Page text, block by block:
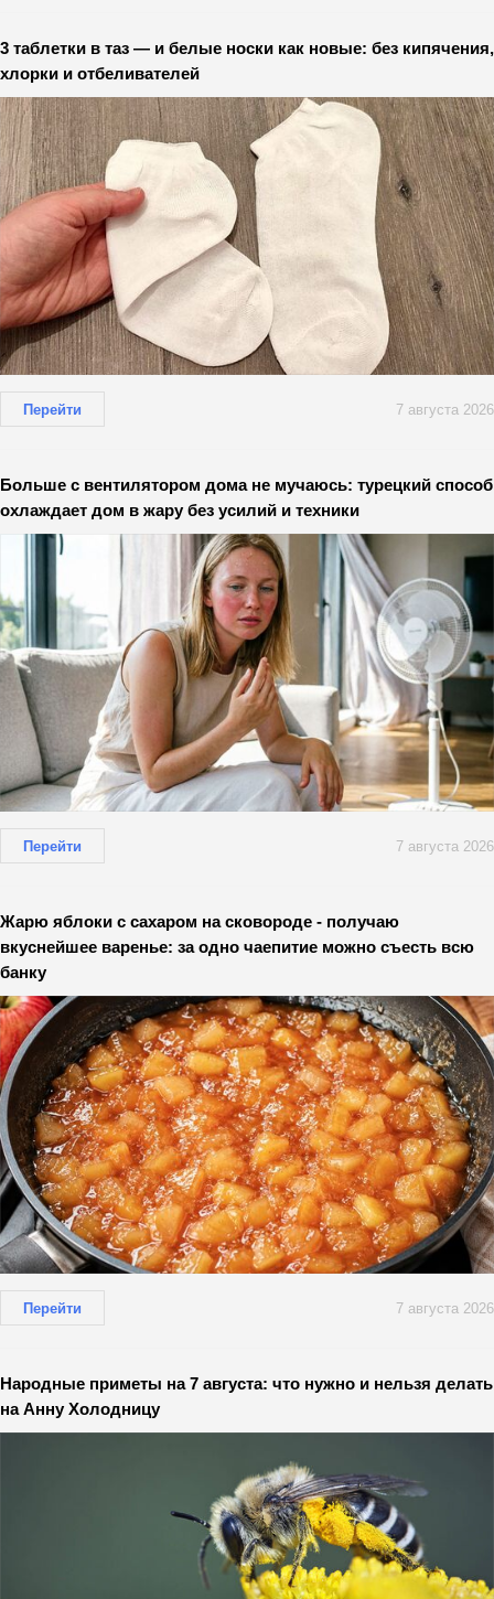
3 таблетки в таз — и белые носки как новые: без кипячения,
хлорки и отбеливателей
Перейти 7 августа 2026
Больше с вентилятором дома не мучаюсь: турецкий способ
охлаждает дом в жару без усилий и техники
Перейти 7 августа 2026
Жарю яблоки с сахаром на сковороде - получаю
вкуснейшее варенье: за одно чаепитие можно съесть всю
банку
Перейти 7 августа 2026
Народные приметы на 7 августа: что нужно и нельзя делать
на Анну Холодницу